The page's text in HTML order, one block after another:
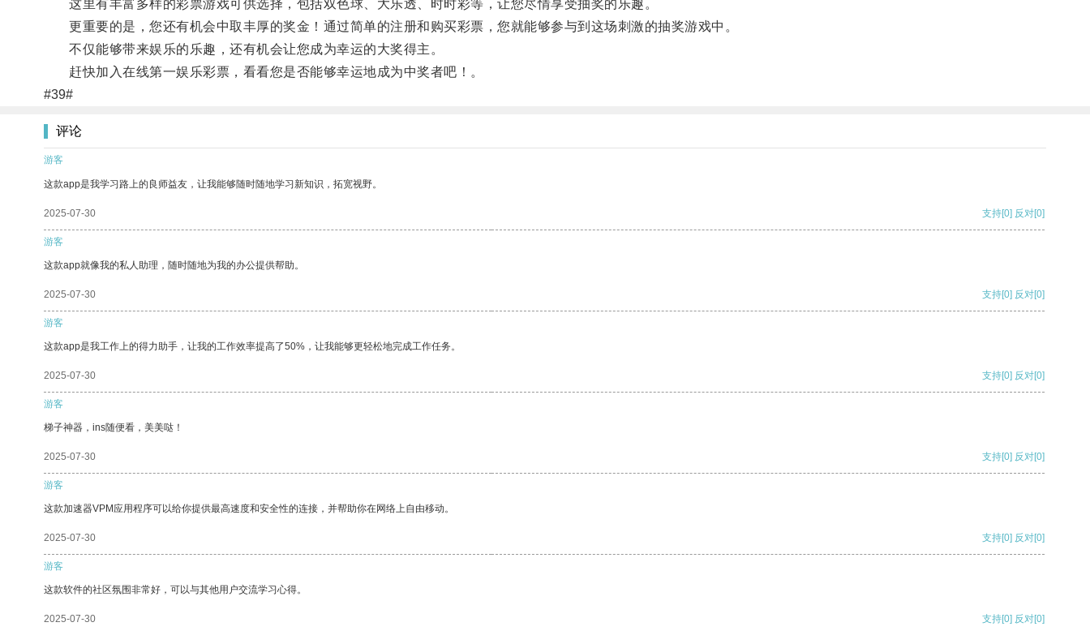
这里有丰富多样的彩票游戏可供选择，包括双色球、大乐透、时时彩等，让您尽情享受抽奖的乐趣。
更重要的是，您还有机会中取丰厚的奖金！通过简单的注册和购买彩票，您就能够参与到这场刺激的抽奖游戏中。
不仅能够带来娱乐的乐趣，还有机会让您成为幸运的大奖得主。
赶快加入在线第一娱乐彩票，看看您是否能够幸运地成为中奖者吧！。
#39#
评论
游客
这款app是我学习路上的良师益友，让我能够随时随地学习新知识，拓宽视野。
2025-07-30 支持[0] 反对[0]
游客
这款app就像我的私人助理，随时随地为我的办公提供帮助。
2025-07-30 支持[0] 反对[0]
游客
这款app是我工作上的得力助手，让我的工作效率提高了50%，让我能够更轻松地完成工作任务。
2025-07-30 支持[0] 反对[0]
游客
梯子神器，ins随便看，美美哒！
2025-07-30 支持[0] 反对[0]
游客
这款加速器VPM应用程序可以给你提供最高速度和安全性的连接，并帮助你在网络上自由移动。
2025-07-30 支持[0] 反对[0]
游客
这款软件的社区氛围非常好，可以与其他用户交流学习心得。
2025-07-30 支持[0] 反对[0]